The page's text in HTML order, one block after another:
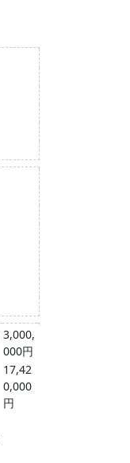
3,000,
000円
17,42
0,000
円